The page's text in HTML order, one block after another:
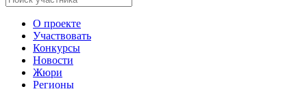
О проекте
Участвовать
Конкурсы
Новости
Жюри
Регионы